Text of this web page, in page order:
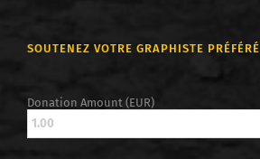
SOUTENEZ VOTRE GRAPHISTE PRÉFÉRÉ
Donation Amount (EUR)